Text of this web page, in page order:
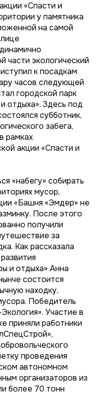
«Спасти и
у памятника
на самой
части экологический
к посадкам
часов следующей
городской парк
отдыха». Здесь под
субботник,
забега,
рамках
акции «Спасти и
«набегу» собирать
мусор,
«Башня «Эмдер» не
После этого
получили
за
Как рассказала
и отдыха» Анна
состоится
находку,
Победитель
Участие в
приняли работники
проведения
автономном
организаторов из
более 70 тонн